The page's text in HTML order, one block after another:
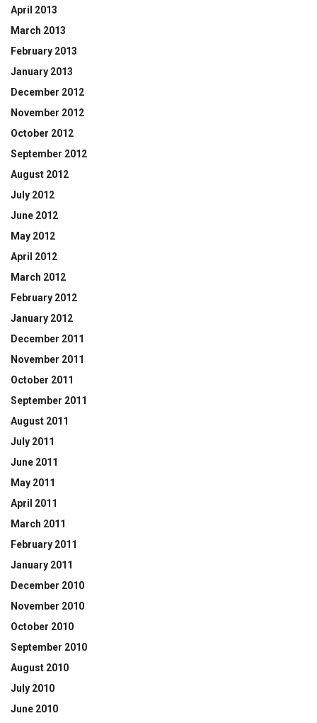
April 2013
March 2013
February 2013
January 2013
December 2012
November 2012
October 2012
September 2012
August 2012
July 2012
June 2012
May 2012
April 2012
March 2012
February 2012
January 2012
December 2011
November 2011
October 2011
September 2011
August 2011
July 2011
June 2011
May 2011
April 2011
March 2011
February 2011
January 2011
December 2010
November 2010
October 2010
September 2010
August 2010
July 2010
June 2010